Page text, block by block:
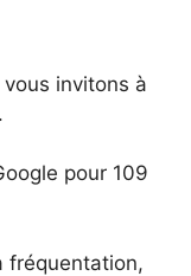
invitons à
pour 109
fréquentation,